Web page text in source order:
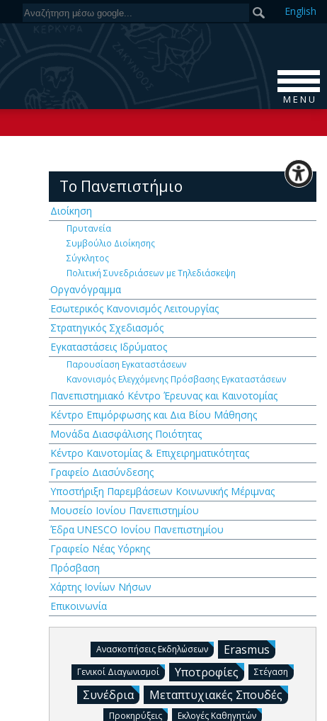
English
M E N U
Το Πανεπιστήμιο
Διοίκηση
Πρυτανεία
Συμβούλιο Διοίκησης
Σύγκλητος
Πολιτική Συνεδριάσεων με Τηλεδιάσκεψη
Οργανόγραμμα
Εσωτερικός Κανονισμός Λειτουργίας
Στρατηγικός Σχεδιασμός
Εγκαταστάσεις Ιδρύματος
Παρουσίαση Εγκαταστάσεων
Κανονισμός Ελεγχόμενης Πρόσβασης Εγκαταστάσεων
Πανεπιστημιακό Κέντρο Έρευνας και Καινοτομίας
Κέντρο Επιμόρφωσης και Δια Βίου Μάθησης
Μονάδα Διασφάλισης Ποιότητας
Κέντρο Καινοτομίας & Επιχειρηματικότητας
Γραφείο Διασύνδεσης
Υποστήριξη Παρεμβάσεων Κοινωνικής Μέριμνας
Μουσείο Ιονίου Πανεπιστημίου
Έδρα UNESCO Ιονίου Πανεπιστημίου
Γραφείο Νέας Υόρκης
Πρόσβαση
Χάρτης Ιονίων Νήσων
Επικοινωνία
Ανασκοπήσεις Εκδηλώσεων Erasmus
Γενικοί Διαγωνισμοί Υποτροφίες Στέγαση
Συνέδρια Μεταπτυχιακές Σπουδές
Προκηρύξεις Εκλογές Καθηγητών